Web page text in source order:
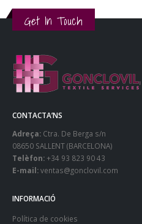
Get In Touch
CONTACTA’NS
Adreça: Ctra. De Berga s/n
08650 SALLENT (BARCELONA)
Telèfon:+34 93 823 90 43
E-mail:ventas@gonclovil.com
INFORMACIÓ
Política de cookies